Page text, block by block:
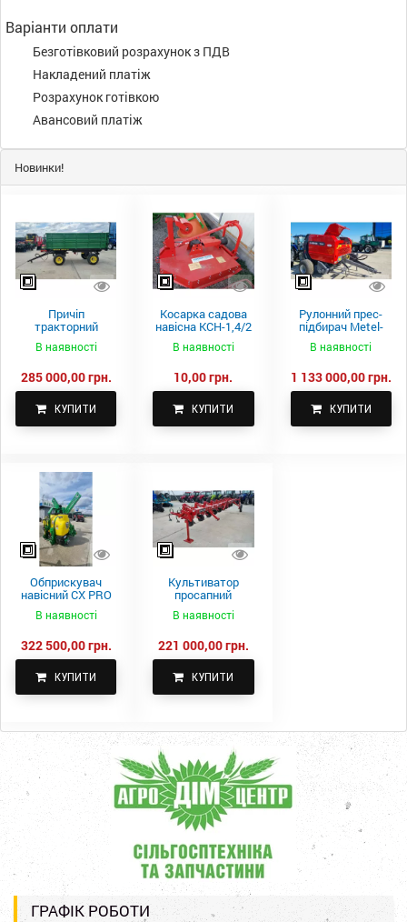
Варіанти оплати
Безготівковий розрахунок з ПДВ
Накладений платіж
Розрахунок готівкою
Авансовий платіж
Новинки!
Причіп
тракторний
самоскидний
Spike 2 ПТС-4
В наявності
285 000,00 грн.
КУПИТИ
Косарка садова
навісна КСН-1,4/2
В наявності
10,00 грн.
КУПИТИ
Рулонний прес-
підбирач Metel-
Fach Z 587
В наявності
1 133 000,00 грн.
КУПИТИ
Обприскувач
навісний CX PRO
В наявності
322 500,00 грн.
КУПИТИ
Культиватор
просапний
КПН-5,6-05
В наявності
221 000,00 грн.
КУПИТИ
ГРАФІК РОБОТИ